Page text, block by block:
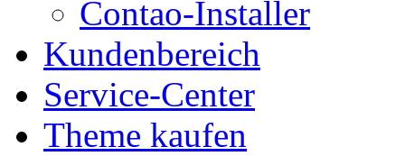
Contao-Installer
Kundenbereich
Service-Center
Theme kaufen